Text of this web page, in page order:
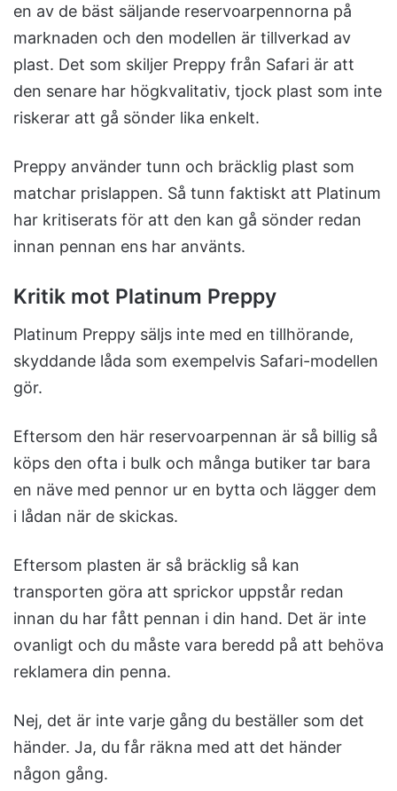
en av de bäst säljande reservoarpennorna på
marknaden och den modellen är tillverkad av
plast. Det som skiljer Preppy från Safari är att
den senare har högkvalitativ, tjock plast som inte
riskerar att gå sönder lika enkelt.
Preppy använder tunn och bräcklig plast som
matchar prislappen. Så tunn faktiskt att Platinum
har kritiserats för att den kan gå sönder redan
innan pennan ens har använts.
Kritik mot Platinum Preppy
Platinum Preppy säljs inte med en tillhörande,
skyddande låda som exempelvis Safari-modellen
gör.
Eftersom den här reservoarpennan är så billig så
köps den ofta i bulk och många butiker tar bara
en näve med pennor ur en bytta och lägger dem
i lådan när de skickas.
Eftersom plasten är så bräcklig så kan
transporten göra att sprickor uppstår redan
innan du har fått pennan i din hand. Det är inte
ovanligt och du måste vara beredd på att behöva
reklamera din penna.
Nej, det är inte varje gång du beställer som det
händer. Ja, du får räkna med att det händer
någon gång.